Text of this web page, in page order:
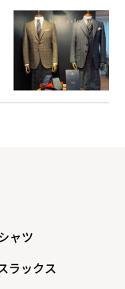
ャツ
ラックス